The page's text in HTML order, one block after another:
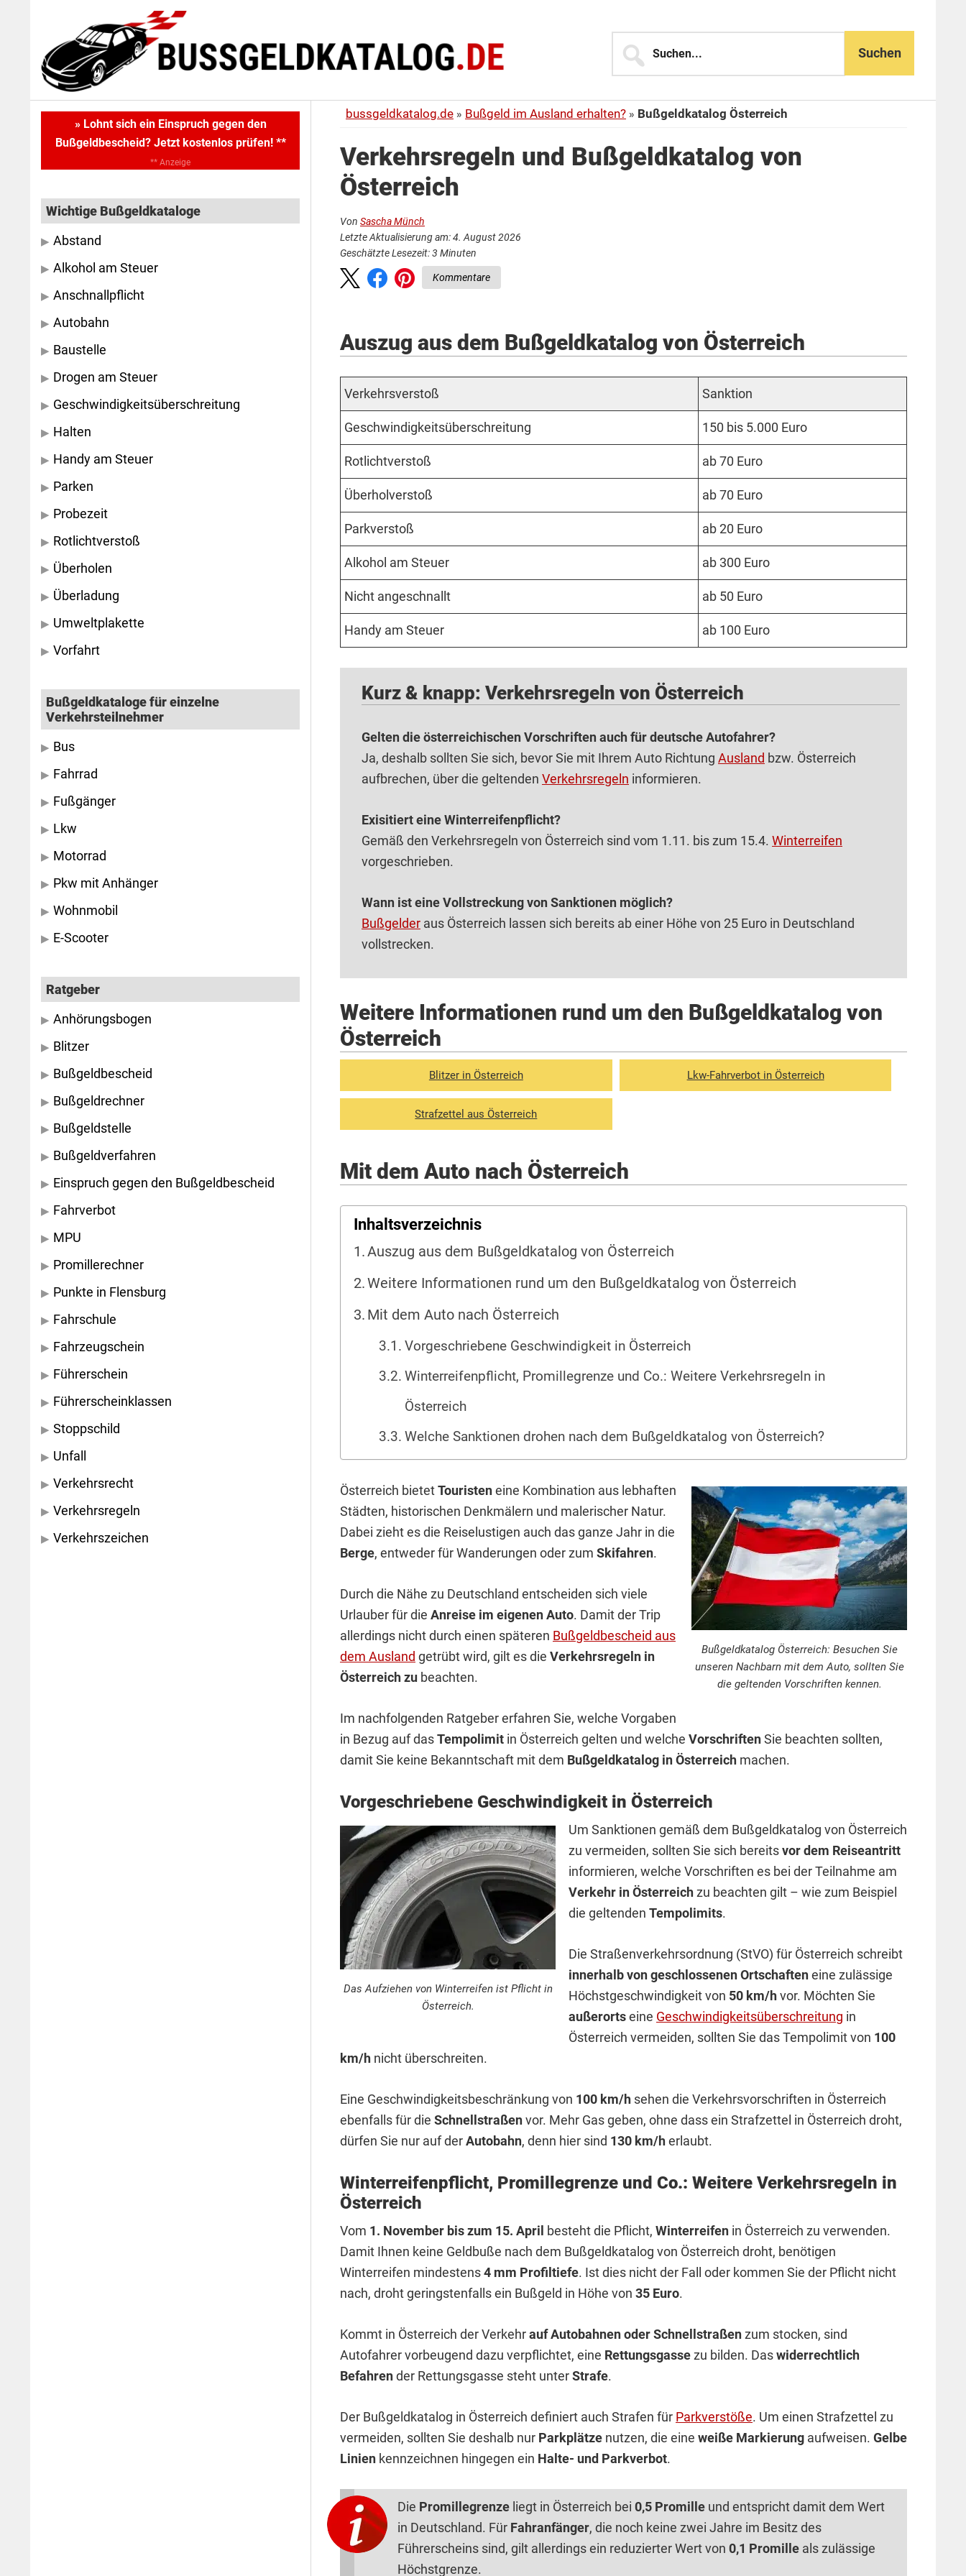
content
sidebar
bussgeldkatalog.de Bußgeld im Ausland erhalten? Bußgeldkatalog Österreich
Verkehrsregeln und Bußgeldkatalog von
Österreich
Von Sascha Münch
Letzte Aktualisierung am: 4. August 2026
Geschätzte Lesezeit:3 Minuten
Kommentare
Auszug aus dem Bußgeldkatalog von Österreich
Verkehrsverstoß Sanktion
Geschwindigkeitsüberschreitung 150 bis 5.000 Euro
Rotlichtverstoß ab 70 Euro
Überholverstoß ab 70 Euro
Parkverstoß ab 20 Euro
Alkohol am Steuer ab 300 Euro
Nicht angeschnallt ab 50 Euro
Handy am Steuer ab 100 Euro
Kurz & knapp: Verkehrsregeln von Österreich
Gelten die österreichischen Vorschriften auch für deutsche Autofahrer?
Ja, deshalb sollten Sie sich, bevor Sie mit Ihrem Auto Richtung Ausland bzw. Österreich
aufbrechen, über die geltenden Verkehrsregeln informieren.
Exisitiert eine Winterreifenpflicht?
Gemäß den Verkehrsregeln von Österreich sind vom 1.11. bis zum 15.4. Winterreifen
vorgeschrieben.
Wann ist eine Vollstreckung von Sanktionen möglich?
Bußgelder aus Österreich lassen sich bereits ab einer Höhe von 25 Euro in Deutschland
vollstrecken.
Weitere Informationen rund um den Bußgeldkatalog von
Österreich
Blitzer in Österreich Lkw-Fahrverbot in Österreich
Strafzettel aus Österreich
Mit dem Auto nach Österreich
Inhaltsverzeichnis
Auszug aus dem Bußgeldkatalog von Österreich
Weitere Informationen rund um den Bußgeldkatalog von Österreich
Mit dem Auto nach Österreich
Vorgeschriebene Geschwindigkeit in Österreich
Winterreifenpflicht, Promillegrenze und Co.: Weitere Verkehrsregeln in
Österreich
Welche Sanktionen drohen nach dem Bußgeldkatalog von Österreich?
Bußgeldkatalog Österreich: Besuchen Sie
unseren Nachbarn mit dem Auto, sollten Sie
die geltenden Vorschriften kennen.
Österreich bietetTouristeneine Kombination aus lebhaften
Städten, historischen Denkmälern und malerischer Natur.
Dabei zieht es die Reiselustigen auch das ganze Jahr in die
Berge, entweder für Wanderungen oder zum Skifahren.
Durch die Nähe zu Deutschland entscheiden sich viele
Urlauber für die Anreise im eigenen Auto. Damit der Trip
allerdings nicht durch einen späteren Bußgeldbescheid aus
dem Ausland getrübt wird, gilt es die Verkehrsregeln in
Österreich zu beachten.
Im nachfolgenden Ratgeber erfahren Sie, welche Vorgaben
in Bezug auf dasTempolimit in Österreich gelten und welche VorschriftenSie beachten sollten,
damit Sie keine Bekanntschaft mit dem Bußgeldkatalog in Österreich machen.
Vorgeschriebene Geschwindigkeit in Österreich
Das Aufziehen von Winterreifen ist Pflicht in
Österreich.
Um Sanktionen gemäß dem Bußgeldkatalog von Österreich
zu vermeiden, sollten Sie sich bereitsvor dem Reiseantritt
informieren, welche Vorschriften es bei der Teilnahme am
Verkehr in Österreichzu beachten gilt – wie zum Beispiel
die geltenden Tempolimits.
Die Straßenverkehrsordnung (StVO) für Österreich schreibt
innerhalb von geschlossenen Ortschafteneine zulässige
Höchstgeschwindigkeit von 50 km/hvor. Möchten Sie
außerortseine Geschwindigkeitsüberschreitung in
Österreich vermeiden, sollten Sie das Tempolimit von 100
km/h nicht überschreiten.
Eine Geschwindigkeitsbeschränkung von 100 km/h sehen die Verkehrsvorschriften in Österreich
ebenfalls für die Schnellstraßenvor. Mehr Gas geben, ohne dass ein Strafzettel in Österreich droht,
dürfen Sie nur auf derAutobahn, denn hier sind 130 km/herlaubt.
Winterreifenpflicht, Promillegrenze und Co.: Weitere Verkehrsregeln in
Österreich
Vom 1. November bis zum 15. April besteht die Pflicht, Winterreifen in Österreich zu verwenden.
Damit Ihnen keine Geldbuße nach dem Bußgeldkatalog von Österreich droht, benötigen
Winterreifen mindestens4 mm Profiltiefe. Ist dies nicht der Fall oder kommen Sie der Pflicht nicht
nach, droht geringstenfalls ein Bußgeld in Höhe von 35 Euro.
Kommt in Österreich der Verkehrauf Autobahnen oder Schnellstraßenzum stocken, sind
Autofahrer vorbeugend dazu verpflichtet, eine Rettungsgassezu bilden. Daswiderrechtlich
Befahrender Rettungsgasse steht unterStrafe.
Der Bußgeldkatalog in Österreich definiert auch Strafen für Parkverstöße. Um einen Strafzettel zu
vermeiden, sollten Sie deshalb nur Parkplätze nutzen, die eine weiße Markierung aufweisen. Gelbe
Linien kennzeichnen hingegen ein Halte- und Parkverbot.
Die Promillegrenze liegt in Österreich bei 0,5 Promille und entspricht damit dem Wert
in Deutschland. Für Fahranfänger, die noch keine zwei Jahre im Besitz des
Führerscheins sind, gilt allerdings ein reduzierter Wert von 0,1 Promille als zulässige
Höchstgrenze.
Primary
Sidebar
» Lohnt sich ein Einspruch gegen den
Bußgeldbescheid? Jetzt kostenlos prüfen! **
** Anzeige
Wichtige Bußgeldkataloge
Abstand
Alkohol am Steuer
Anschnallpflicht
Autobahn
Baustelle
Drogen am Steuer
Geschwindigkeitsüberschreitung
Halten
Handy am Steuer
Parken
Probezeit
Rotlichtverstoß
Überholen
Überladung
Umweltplakette
Vorfahrt
Bußgeldkataloge für einzelne
Verkehrsteilnehmer
Bus
Fahrrad
Fußgänger
Lkw
Motorrad
Pkw mit Anhänger
Wohnmobil
E-Scooter
Ratgeber
Anhörungsbogen
Blitzer
Bußgeldbescheid
Bußgeldrechner
Bußgeldstelle
Bußgeldverfahren
Einspruch gegen den Bußgeldbescheid
Fahrverbot
MPU
Promillerechner
Punkte in Flensburg
Fahrschule
Fahrzeugschein
Führerschein
Führerscheinklassen
Stoppschild
Unfall
Verkehrsrecht
Verkehrsregeln
Verkehrszeichen